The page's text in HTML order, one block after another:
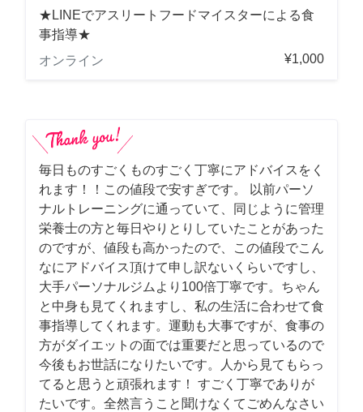
★LINEでアスリートフードマイスターによる食
事指導★
オンライン
¥1,000
毎日ものすごくものすごく丁寧にアドバイスをく
れます！！この値段で安すぎです。 以前パーソ
ナルトレーニングに通っていて、同じように管理
栄養士の方と毎日やりとりしていたことがあった
のですが、値段も高かったので、この値段でこん
なにアドバイス頂けて申し訳ないくらいですし、
大手パーソナルジムより100倍丁寧です。ちゃん
と中身も見てくれますし、私の生活に合わせて食
事指導してくれます。運動も大事ですが、食事の
方がダイエットの面では重要だと思っているので
今後もお世話になりたいです。人から見てもらっ
てると思うと頑張れます！ すごく丁寧でありが
たいです。全然言うこと聞けなくてごめんなさい